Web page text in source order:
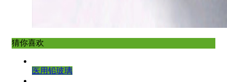
猜你喜欢
医用铅玻璃